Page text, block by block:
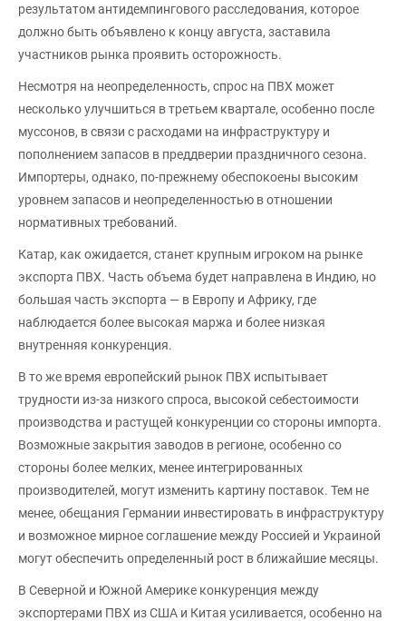
результатом антидемпингового расследования, которое
должно быть объявлено к концу августа, заставила
участников рынка проявить осторожность.
Несмотря на неопределенность, спрос на ПВХ может
несколько улучшиться в третьем квартале, особенно после
муссонов, в связи с расходами на инфраструктуру и
пополнением запасов в преддверии праздничного сезона.
Импортеры, однако, по-прежнему обеспокоены высоким
уровнем запасов и неопределенностью в отношении
нормативных требований.
Катар, как ожидается, станет крупным игроком на рынке
экспорта ПВХ. Часть объема будет направлена в Индию, но
большая часть экспорта — в Европу и Африку, где
наблюдается более высокая маржа и более низкая
внутренняя конкуренция.
В то же время европейский рынок ПВХ испытывает
трудности из-за низкого спроса, высокой себестоимости
производства и растущей конкуренции со стороны импорта.
Возможные закрытия заводов в регионе, особенно со
стороны более мелких, менее интегрированных
производителей, могут изменить картину поставок. Тем не
менее, обещания Германии инвестировать в инфраструктуру
и возможное мирное соглашение между Россией и Украиной
могут обеспечить определенный рост в ближайшие месяцы.
В Северной и Южной Америке конкуренция между
экспортерами ПВХ из США и Китая усиливается, особенно на